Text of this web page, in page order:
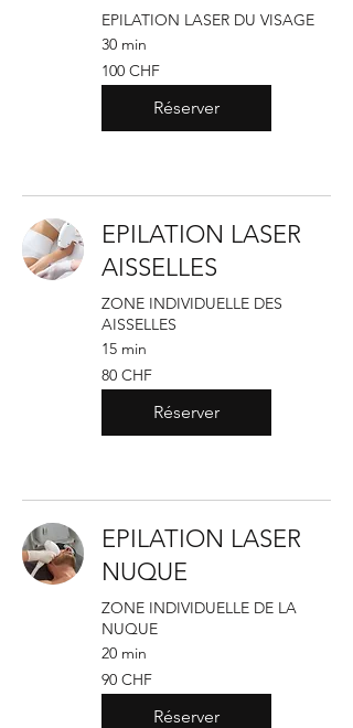
EPILATION LASER DU VISAGE
30 min
100
francs
suisses
100 CHF
Réserver
EPILATION LASER
AISSELLES
ZONE INDIVIDUELLE DES
AISSELLES
15 min
80
francs
suisses
80 CHF
Réserver
EPILATION LASER
NUQUE
ZONE INDIVIDUELLE DE LA
NUQUE
20 min
90
francs
suisses
90 CHF
Réserver